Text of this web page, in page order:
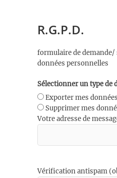
R.G.P.D.
formulaire de demande/
données personnelles
Sélectionner un type de
Exporter mes
Supprimer mes
Votre adresse de
Vérification antispam